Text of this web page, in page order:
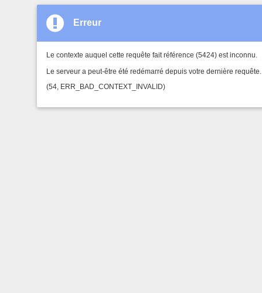
Erreur
Le contexte auquel cette requête fait référence (5424) est inconnu.
Le serveur a peut-être été redémarré depuis votre dernière requête.
(54, ERR_BAD_CONTEXT_INVALID)